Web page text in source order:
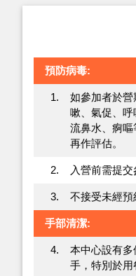
預防病毒:
1.
如參加者於
嗽、氣促、呼
流鼻水、痾
再作評估。
2. 入營前需提交
3. 不接受未經預
手部清潔:
4.
本中心設有
手，特別於用